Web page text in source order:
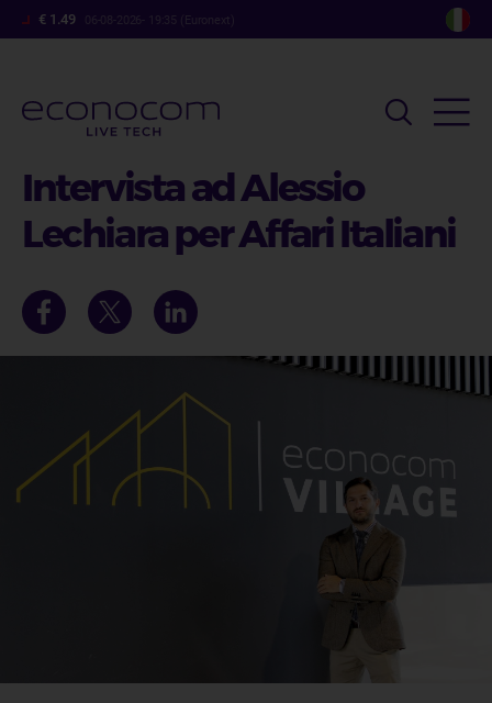
Salta
al
principale
€ 1.49 06-08-2026- 19:35 (Euronext)
Intervista ad Alessio
Lechiara per Affari Italiani